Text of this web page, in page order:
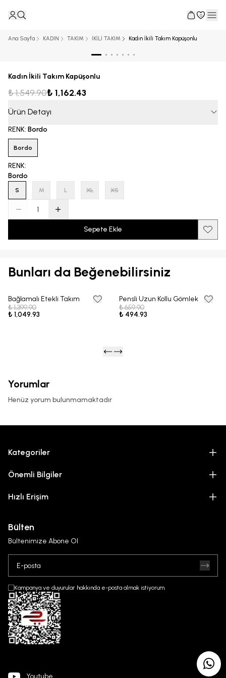
0
Ana Sayfa KADIN TAKIM İKİLİ TAKIM Kadın İkili Takım Kapüşonlu
Kadın İkili Takım Kapüşonlu
₺ 1,549.90₺ 1,162.43
Ürün Detayı
RENK: Bordo
Bordo
RENK:
Bordo
S M L XL XS
Sepete Ekle
Bunları da Beğenebilirsiniz
25% OFF
Bağlamalı Etekli Takım
₺ 1,399.90
₺ 1,049.93
25% OFF
Pensli Uzun Kollu Gömlek
₺ 659.90
₺ 494.93
Yorumlar
Henüz yorum bulunmamaktadır
Kategoriler
Önemli Bilgiler
Hızlı Erişim
Bülten
Bültenimize Abone Ol
Kampanya ve duyurular hakkında e-posta almak istiyorum.
Youtube